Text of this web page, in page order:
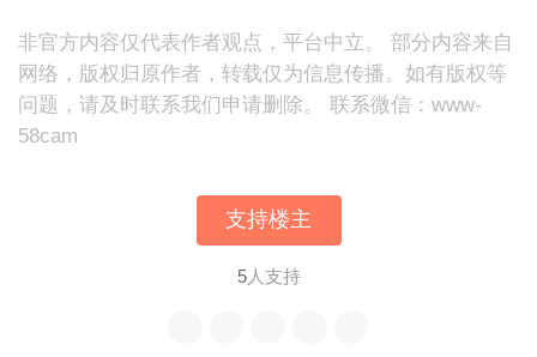
非官方内容仅代表作者观点，平台中立。 部分内容来自
网络，版权归原作者，转载仅为信息传播。如有版权等
问题，请及时联系我们申请删除。 联系微信：www-
58cam
支持楼主
5人支持